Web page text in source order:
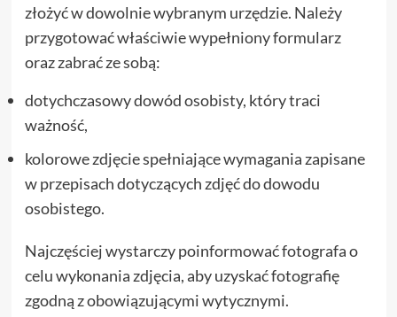
złożyć w dowolnie wybranym urzędzie. Należy
przygotować właściwie wypełniony formularz
oraz zabrać ze sobą:
dotychczasowy dowód osobisty, który traci
ważność,
kolorowe zdjęcie spełniające wymagania zapisane
w przepisach dotyczących zdjęć do dowodu
osobistego.
Najczęściej wystarczy poinformować fotografa o
celu wykonania zdjęcia, aby uzyskać fotografię
zgodną z obowiązującymi wytycznymi.